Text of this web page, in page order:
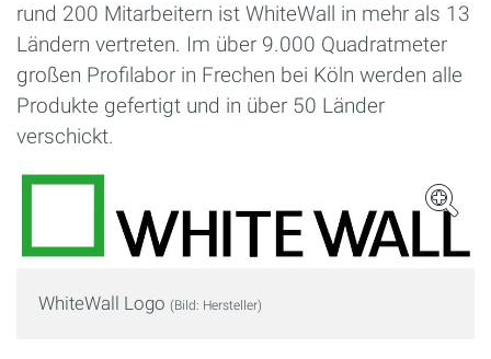
rund 200 Mitarbeitern ist WhiteWall in mehr als 13
Ländern vertreten. Im über 9.000 Quadratmeter
großen Profilabor in Frechen bei Köln werden alle
Produkte gefertigt und in über 50 Länder
verschickt.
WhiteWall Logo (Bild: Hersteller)